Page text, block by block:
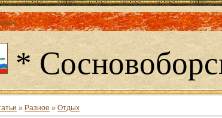
Вход
*
» Разное » Отдых